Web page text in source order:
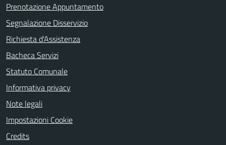
Prenotazione Appuntamento
Segnalazione Disservizio
Richiesta d'Assistenza
Bacheca Servizi
Statuto Comunale
Informativa privacy
Note legali
Impostazioni Cookie
Credits